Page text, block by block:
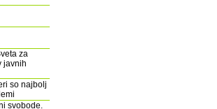
za
javnih
so najbolj
svobode.